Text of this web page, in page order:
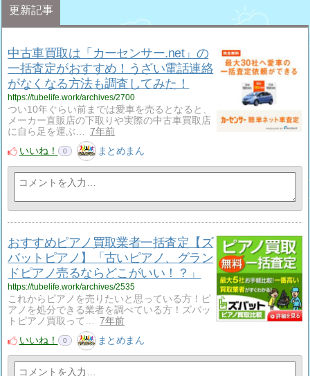
更新記事
中古車買取は「カーセンサー.net」の
一括査定がおすすめ！うざい電話連絡
がなくなる方法も調査してみた！
https://tubelife.work/archives/2700
つい10年ぐらい前までは愛車を売るとなると、
メーカー直販店の下取りや実際の中古車買取店
に自ら足を運ぶ…
7年前
いいね！
0 まとめまん
おすすめピアノ買取業者一括査定【ズ
バットピアノ】「古いピアノ、グラン
ドピアノ売るならどこがいい！？」
https://tubelife.work/archives/2535
これからピアノを売りたいと思っている方！ピ
アノを処分できる業者を調べている方！ズバッ
トピアノ買取って…
7年前
いいね！
0 まとめまん